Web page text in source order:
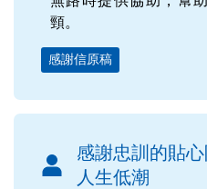
頸。
感謝信原稿
感謝忠訓的貼
人生低潮